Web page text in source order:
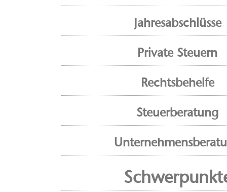
Jahresabschlüsse
Private Steuern
Rechtsbehelfe
Steuerberatung